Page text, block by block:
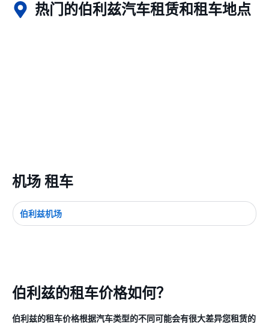
热门的伯利兹汽车租赁和租车地点
机场 租车
伯利兹机场
伯利兹的租车价格如何？
伯利兹的租车价格根据汽车类型的不同可能会有很大差异您租赁的